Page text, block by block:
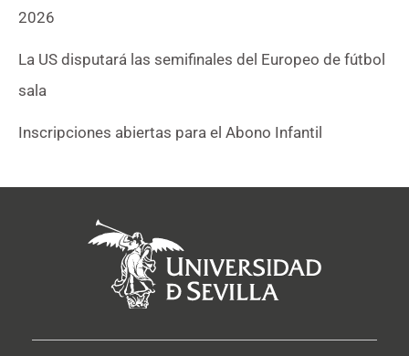
2026
La US disputará las semifinales del Europeo de fútbol
sala
Inscripciones abiertas para el Abono Infantil